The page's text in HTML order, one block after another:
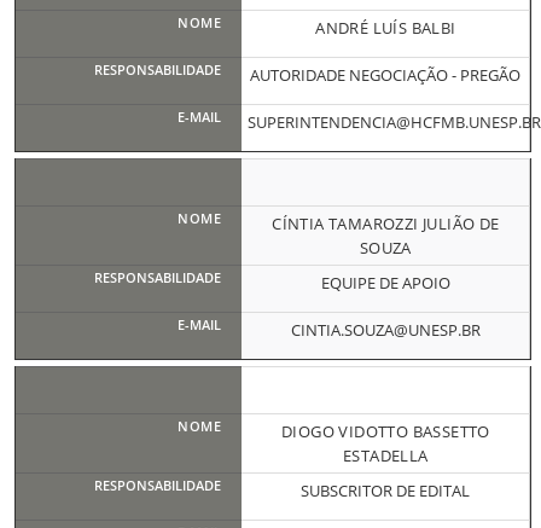
ANDRÉ LUÍS BALBI
AUTORIDADE NEGOCIAÇÃO - PREGÃO
SUPERINTENDENCIA@HCFMB.UNESP.BR
CÍNTIA TAMAROZZI JULIÃO DE
SOUZA
EQUIPE DE APOIO
CINTIA.SOUZA@UNESP.BR
DIOGO VIDOTTO BASSETTO
ESTADELLA
SUBSCRITOR DE EDITAL